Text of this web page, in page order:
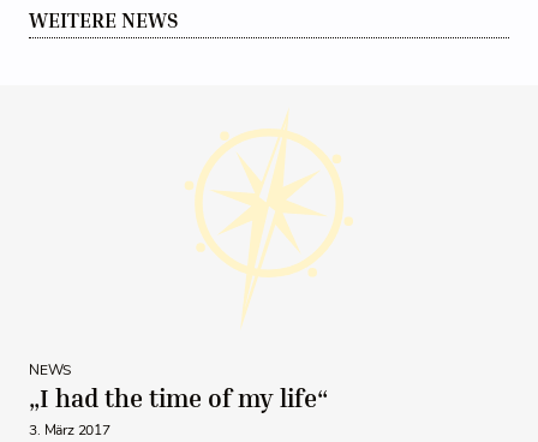
WEITERE NEWS
NEWS
„I had the time of my life“
3. März 2017